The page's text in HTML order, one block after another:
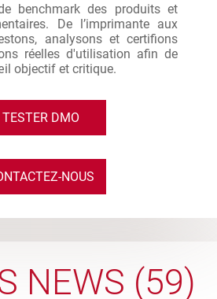
benchmark des produits et
De l’imprimante aux
analysons et certifions
réelles d'utilisation afin de
objectif et critique.
TESTER DMO
NOUS
NEWS (59)